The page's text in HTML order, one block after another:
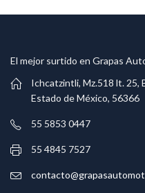
El mejor surtido en Grapas
Ichcatzintli, Mz.518 lt. 25,
Estado de México, 56366
55 5853 0447
55 4845 7527